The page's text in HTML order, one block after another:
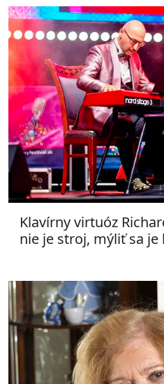
Klavírny virtuóz
nie je stroj, mýliť sa je